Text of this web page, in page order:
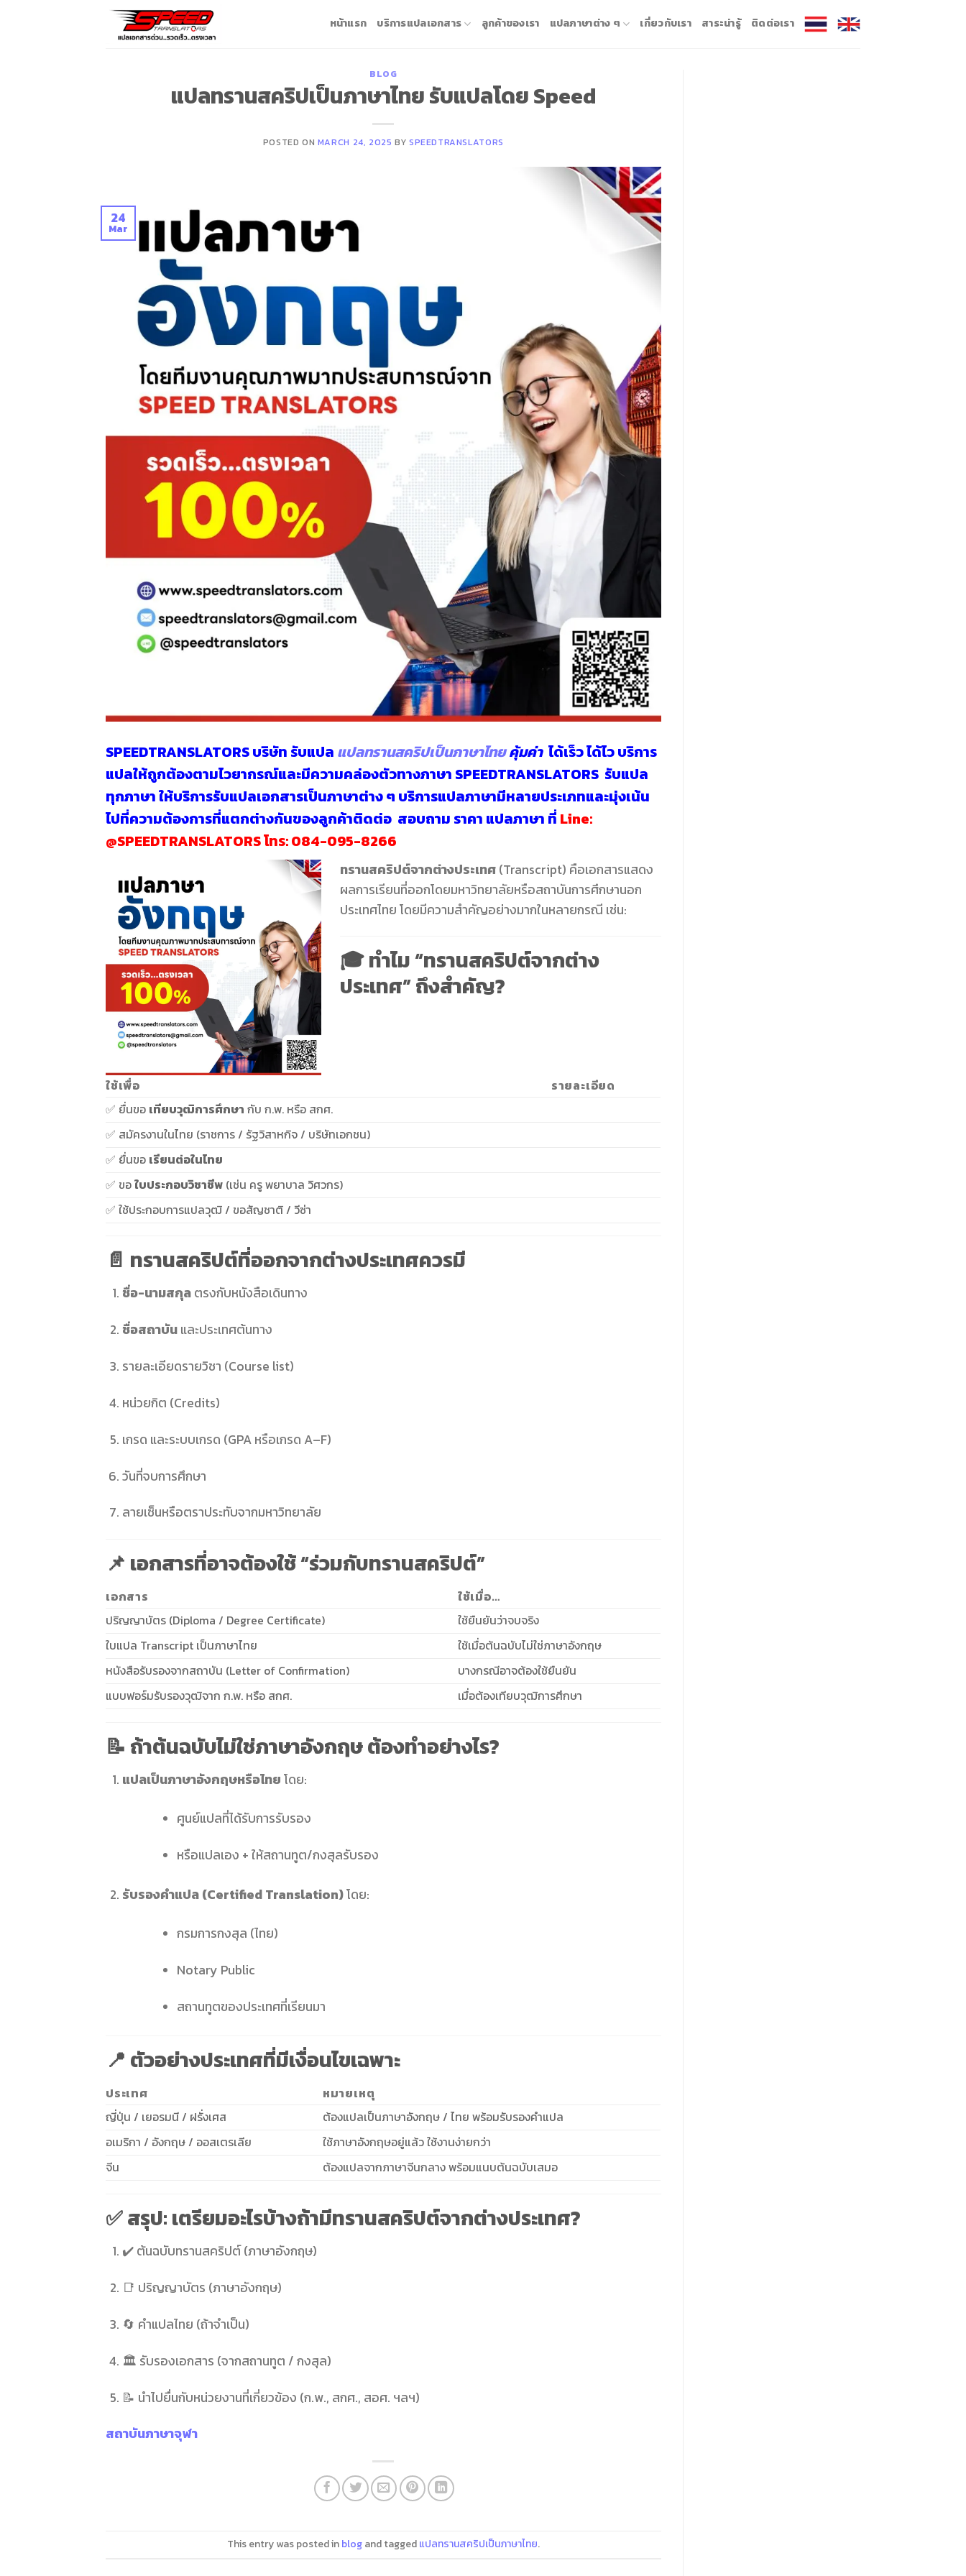
หน้าแรก บริการแปลเอกสาร ลูกค้าของเรา แปลภาษาต่าง ๆ เกี่ยวกับเรา สาระน่ารู้ ติดต่อเรา
BLOG
แปลทรานสคริปเป็นภาษาไทย รับแปลโดย Speed
POSTED ON MARCH 24, 2025 BY SPEEDTRANSLATORS
24
Mar
SPEEDTRANSLATORSบริษัท รับแปล แปลทรานสคริปเป็นภาษาไทยคุ้มค่า ได้เร็ว ได้ไว บริการ
แปลให้ถูกต้องตามไวยากรณ์และมีความคล่องตัวทางภาษา SPEEDTRANSLATORS รับแปล
ทุกภาษาให้บริการรับแปลเอกสารเป็นภาษาต่าง ๆ บริการแปลภาษามีหลายประเภทและมุ่งเน้น
ไปที่ความต้องการที่แตกต่างกันของลูกค้าติดต่อ สอบถาม ราคา แปลภาษา ที่ Line:
@SPEEDTRANSLATORSโทร:084-095-8266
ทรานสคริปต์จากต่างประเทศ(Transcript) คือเอกสารแสดง
ผลการเรียนที่ออกโดยมหาวิทยาลัยหรือสถาบันการศึกษานอก
ประเทศไทย โดยมีความสำคัญอย่างมากในหลายกรณี เช่น:
🎓 ทำไม “ทรานสคริปต์จากต่าง
ประเทศ” ถึงสำคัญ?
ใช้เพื่อ
รายละเอียด
✅ ยื่นขอ เทียบวุฒิการศึกษา กับ ก.พ. หรือ สกศ.
✅ สมัครงานในไทย (ราชการ / รัฐวิสาหกิจ / บริษัทเอกชน)
✅ ยื่นขอ เรียนต่อในไทย
✅ ขอใบประกอบวิชาชีพ (เช่น ครู พยาบาล วิศวกร)
✅ ใช้ประกอบการแปลวุฒิ / ขอสัญชาติ / วีซ่า
📄 ทรานสคริปต์ที่ออกจากต่างประเทศควรมี
ชื่อ-นามสกุลตรงกับหนังสือเดินทาง
ชื่อสถาบันและประเทศต้นทาง
รายละเอียดรายวิชา (Course list)
หน่วยกิต (Credits)
เกรด และระบบเกรด (GPA หรือเกรด A–F)
วันที่จบการศึกษา
ลายเซ็นหรือตราประทับจากมหาวิทยาลัย
📌 เอกสารที่อาจต้องใช้ “ร่วมกับทรานสคริปต์”
เอกสาร
ใช้เมื่อ…
ปริญญาบัตร (Diploma / Degree Certificate)
ใช้ยืนยันว่าจบจริง
ใบแปล Transcript เป็นภาษาไทย
ใช้เมื่อต้นฉบับไม่ใช่ภาษาอังกฤษ
หนังสือรับรองจากสถาบัน (Letter of Confirmation)
บางกรณีอาจต้องใช้ยืนยัน
แบบฟอร์มรับรองวุฒิจาก ก.พ. หรือ สกศ.
เมื่อต้องเทียบวุฒิการศึกษา
📝 ถ้าต้นฉบับไม่ใช่ภาษาอังกฤษ ต้องทำอย่างไร?
แปลเป็นภาษาอังกฤษหรือไทยโดย:
ศูนย์แปลที่ได้รับการรับรอง
หรือแปลเอง + ให้สถานทูต/กงสุลรับรอง
รับรองคำแปล (Certified Translation)โดย:
กรมการกงสุล (ไทย)
Notary Public
สถานทูตของประเทศที่เรียนมา
📍 ตัวอย่างประเทศที่มีเงื่อนไขเฉพาะ
ประเทศ
หมายเหตุ
ญี่ปุ่น / เยอรมนี / ฝรั่งเศส
ต้องแปลเป็นภาษาอังกฤษ / ไทย พร้อมรับรองคำแปล
อเมริกา / อังกฤษ / ออสเตรเลีย
ใช้ภาษาอังกฤษอยู่แล้ว ใช้งานง่ายกว่า
จีน
ต้องแปลจากภาษาจีนกลาง พร้อมแนบต้นฉบับเสมอ
✅ สรุป: เตรียมอะไรบ้างถ้ามีทรานสคริปต์จากต่างประเทศ?
✔️ ต้นฉบับทรานสคริปต์ (ภาษาอังกฤษ)
📑 ปริญญาบัตร (ภาษาอังกฤษ)
🔄 คำแปลไทย (ถ้าจำเป็น)
🏛️ รับรองเอกสาร (จากสถานทูต / กงสุล)
📝 นำไปยื่นกับหน่วยงานที่เกี่ยวข้อง (ก.พ., สกศ., สอศ. ฯลฯ)
สถาบันภาษาจุฬา
This entry was posted inblogand taggedแปลทรานสคริปเป็นภาษาไทย.